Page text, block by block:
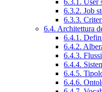
6.3.2. Job
6.3.3.
6.4. Architettura
6.4.1.
6.4.2.
6.4.3.
6.4.4.
6.4.5.
6.4.6.